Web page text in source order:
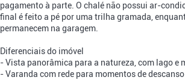
pagamento à parte. O chalé não possui ar-
final é feito a pé por uma trilha gramada,
permanecem na garagem.
Diferenciais do imóvel
- Vista panorâmica para a natureza, com lago e
- Varanda com rede para momentos de descanso